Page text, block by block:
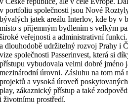
v portfoliu společnosti jsou Nové
bývalých jatek areálu Interlov, kde by v
místo s příjemným bydlením s velkým
široké veřejnosti a administrativní
a dlouhodobě udržitelný rozvoj Prahy i
vize společnosti Passerinvest, která si
přístupu vybudovala velmi dobré jméno
mezinárodní úrovni. Zásluhu na tom má
projektů a vysoká úroveň
play, zákaznický přístup a také
i životnímu prostředí.